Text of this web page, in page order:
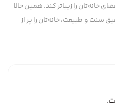
خانه‌تان را زیباتر کند. همین حالا
سنت و طبیعت، خانه‌تان را پر از